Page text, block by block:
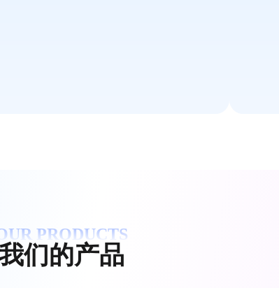
PRODUCTS
们的产品